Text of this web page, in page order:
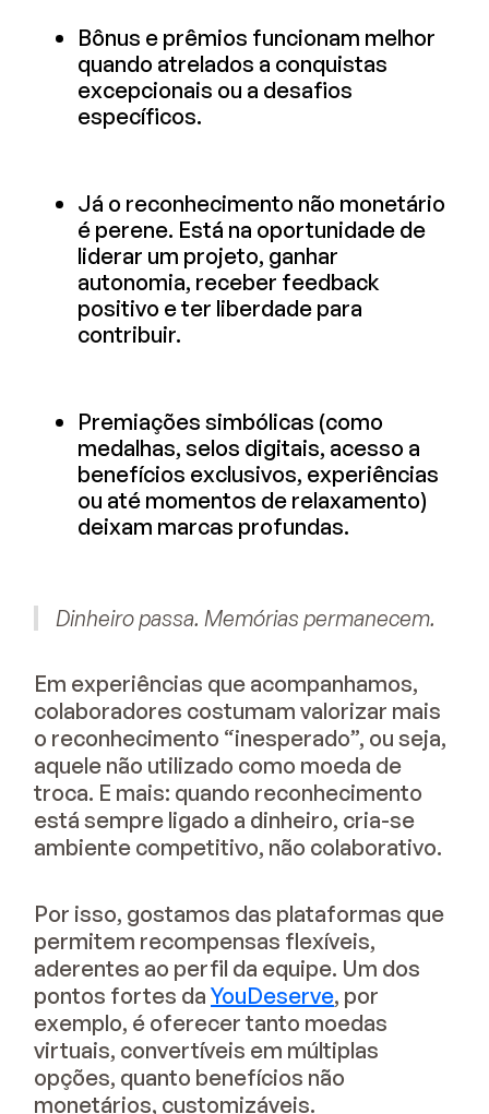
Bônus e prêmios funcionam melhor
quando atrelados a conquistas
excepcionais ou a desafios
específicos.
Já o reconhecimento não monetário
é perene. Está na oportunidade de
liderar um projeto, ganhar
autonomia, receber feedback
positivo e ter liberdade para
contribuir.
Premiações simbólicas (como
medalhas, selos digitais, acesso a
benefícios exclusivos, experiências
ou até momentos de relaxamento)
deixam marcas profundas.
Dinheiro passa. Memórias permanecem.
Em experiências que acompanhamos,
colaboradores costumam valorizar mais
o reconhecimento “inesperado”, ou seja,
aquele não utilizado como moeda de
troca. E mais: quando reconhecimento
está sempre ligado a dinheiro, cria-se
ambiente competitivo, não colaborativo.
Por isso, gostamos das plataformas que
permitem recompensas flexíveis,
aderentes ao perfil da equipe. Um dos
pontos fortes da YouDeserve, por
exemplo, é oferecer tanto moedas
virtuais, convertíveis em múltiplas
opções, quanto benefícios não
monetários, customizáveis.